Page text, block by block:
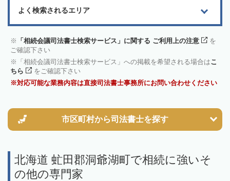
よく検索されるエリア
「相続会議司法書士検索サービス」に関する ご利用上の注意
を
ご確認下さい
「相続会議司法書士検索サービス」への掲載を希望される場合はこ
ちら
をご確認下さい
対応可能な業務内容は直接司法書士事務所にお問い合わせください
市区町村から司法書士を探す
北海道 虻田郡洞爺湖町で相続に強いそ
の他の専門家